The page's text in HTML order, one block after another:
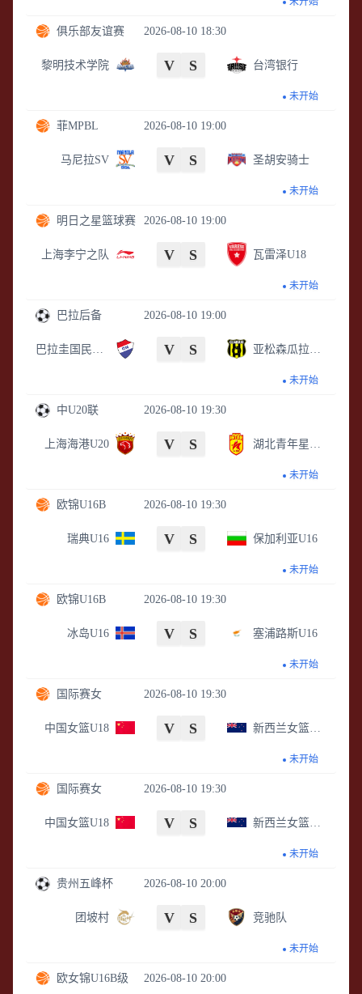
2026-08-10 18:30
俱乐部友谊赛
黎明技术学院 V S 台湾银行
未开始
2026-08-10 19:00
菲MPBL
马尼拉SV V S 圣胡安骑士
未开始
2026-08-10 19:00
明日之星篮球赛
上海李宁之队 V S 瓦雷泽U18
未开始
2026-08-10 19:00
巴拉后备
V S
未开始
2026-08-10 19:30
中U20联
上海海港U20 V S
未开始
2026-08-10 19:30
欧锦U16B
瑞典U16 V S 保加利亚U16
未开始
2026-08-10 19:30
欧锦U16B
冰岛U16 V S 塞浦路斯U16
未开始
2026-08-10 19:30
国际赛女
中国女篮U18 V S
未开始
2026-08-10 19:30
国际赛女
中国女篮U18 V S
未开始
2026-08-10 20:00
贵州五峰杯
团坡村 V S 竞驰队
未开始
2026-08-10 20:00
欧女锦U16B级